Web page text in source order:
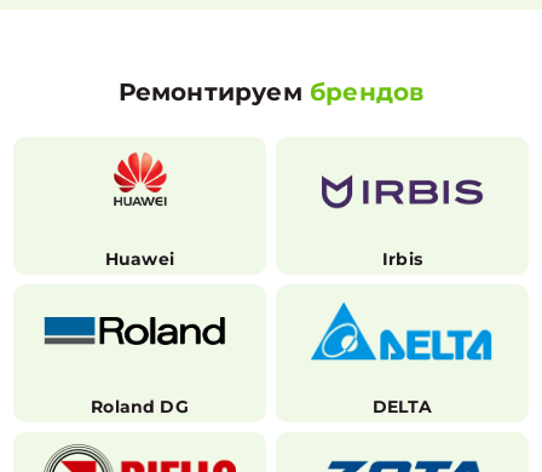
Ремонтируем брендов
Huawei Irbis
Roland DG DELTA